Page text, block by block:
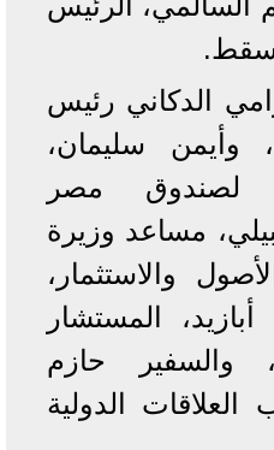
الدكاني رئيس
وأيمن سليمان،
لصندوق مصر
مساعد وزيرة
والاستثمار،
المستشار
والسفير حازم
الدولية